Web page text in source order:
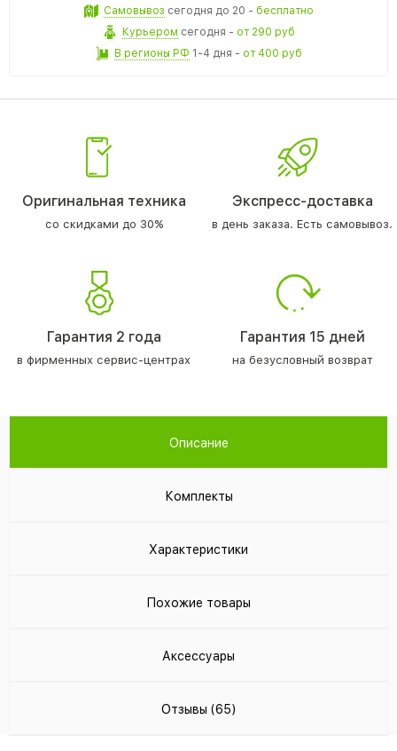
Самовывоз сегодня до 20 - бесплатно
Курьером сегодня - от 290 руб
В регионы РФ 1-4 дня - от 400 руб
Оригинальная техника
со скидками до 30%
Экспресс-доставка
в день заказа. Есть самовывоз.
Гарантия 2 года
в фирменных сервис-центрах
Гарантия 15 дней
на безусловный возврат
Описание
Комплекты
Характеристики
Похожие товары
Аксессуары
Отзывы (65)